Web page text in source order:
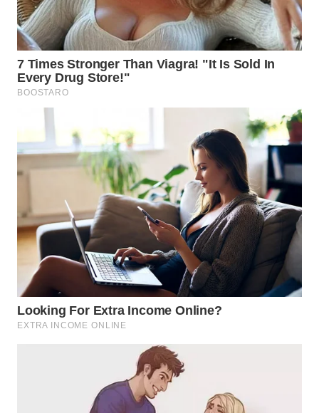
WN
LABUHANBATU
WN
TAPANULI
TENGAH
SERDANG
TINGGI
WN
PAKPAK
WN
KARAWANG